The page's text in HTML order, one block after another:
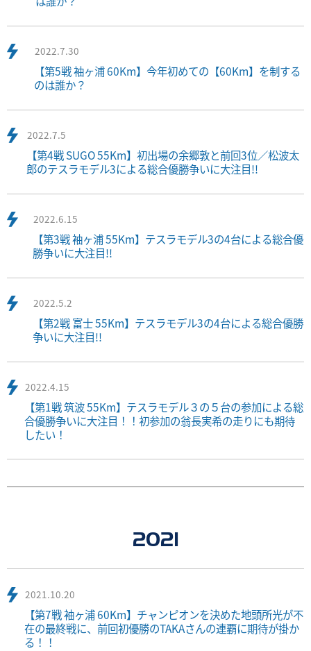
2022.7.30
【第5戦 袖ヶ浦 60Km】今年初めての【60Km】を制する
のは誰か？
2022.7.5
【第4戦 SUGO 55Km】初出場の余郷敦と前回3位／松波太
郎のテスラモデル3による総合優勝争いに大注目!!
2022.6.15
【第3戦 袖ヶ浦 55Km】テスラモデル3の4台による総合優
勝争いに大注目!!
2022.5.2
【第2戦 富士 55Km】テスラモデル3の4台による総合優勝
争いに大注目!!
2022.4.15
【第1戦 筑波 55Km】テスラモデル３の５台の参加による総
合優勝争いに大注目！！初参加の翁長実希の走りにも期待
したい！
2021
2021.10.20
【第7戦 袖ヶ浦 60Km】チャンピオンを決めた地頭所光が不
在の最終戦に、前回初優勝のTAKAさんの連覇に期待が掛か
る！！